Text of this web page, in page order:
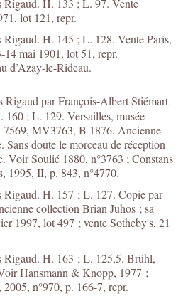
Rigaud. H. 133 ; L. 97. Vente
lot 121, repr.
Rigaud. H. 145 ; L. 128. Vente Paris,
14 mai 1901, lot 51, repr.
d’Azay-le-Rideau.
Rigaud par François-Albert Stiémart
; L. 129. Versailles, musée
7569, MV3763, B 1876. Ancienne
Sans doute le morceau de réception
Voir Soulié 1880, n°3763 ; Constans
1995, II, p. 843, n°4770.
Rigaud. H. 157 ; L. 127. Copie par
collection Brian Juhos ; sa
1997, lot 497 ; vente Sotheby's, 21
Rigaud. H. 163 ; L. 125,5. Brühl,
Hansmann & Knopp, 1977 ;
n°970, p. 166-7, repr.